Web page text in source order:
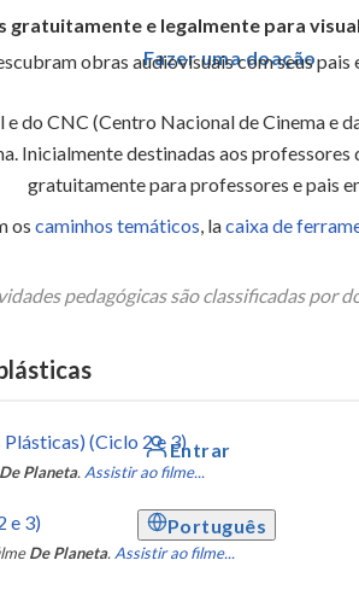
Fazer uma doação
Entrar
Português
gratuitamente e legalmente para
obras audiovisuais com seus
do CNC (Centro Nacional de Cinema e
Inicialmente destinadas aos
gratuitamente para professores e pais
os caminhos temáticos, lacaixa de
pedagógicas são classificadas por
(Ciclo 2 e 3)
De Planeta. Assistir ao filme...
e 3)
De Planeta. Assistir ao filme...